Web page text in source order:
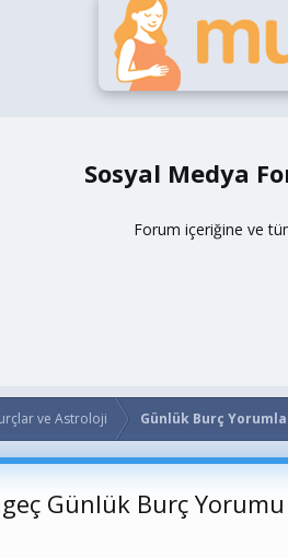
Sosyal Medya
Forum içeriğine ve
ve Astroloji Günlük Burç
Günlük Burç Yorumu